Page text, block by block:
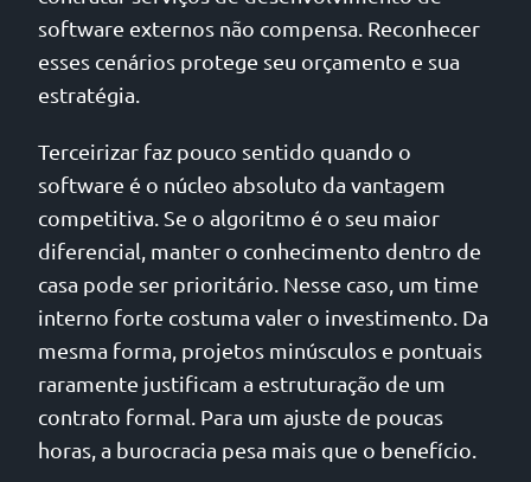
software externos não compensa. Reconhecer
esses cenários protege seu orçamento e sua
estratégia.
Terceirizar faz pouco sentido quando o
software é o núcleo absoluto da vantagem
competitiva. Se o algoritmo é o seu maior
diferencial, manter o conhecimento dentro de
casa pode ser prioritário. Nesse caso, um time
interno forte costuma valer o investimento. Da
mesma forma, projetos minúsculos e pontuais
raramente justificam a estruturação de um
contrato formal. Para um ajuste de poucas
horas, a burocracia pesa mais que o benefício.